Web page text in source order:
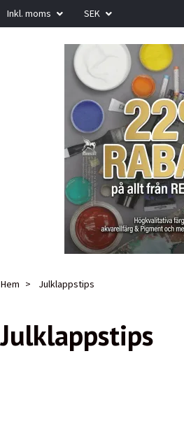
Inkl. moms SEK
Hem Julklappstips
Julklappstips